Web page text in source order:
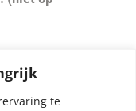
te